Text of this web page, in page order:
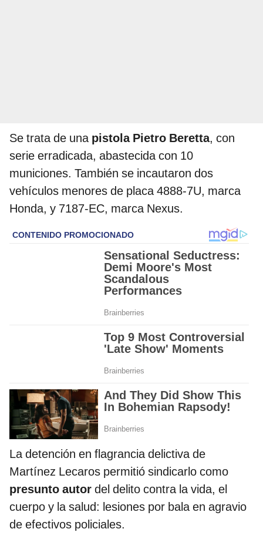
Se trata de una pistola Pietro Beretta, con
serie erradicada, abastecida con 10
municiones. También se incautaron dos
vehículos menores de placa 4888-7U, marca
Honda, y 7187-EC, marca Nexus.
La detención en flagrancia delictiva de
Martínez Lecaros permitió sindicarlo como
presunto autor del delito contra la vida, el
cuerpo y la salud: lesiones por bala en agravio
de efectivos policiales.